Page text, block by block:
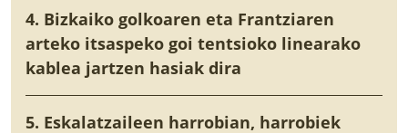
4. Bizkaiko golkoaren eta Frantziaren
arteko itsaspeko goi tentsioko linearako
kablea jartzen hasiak dira
5. Eskalatzaileen harrobian, harrobiek